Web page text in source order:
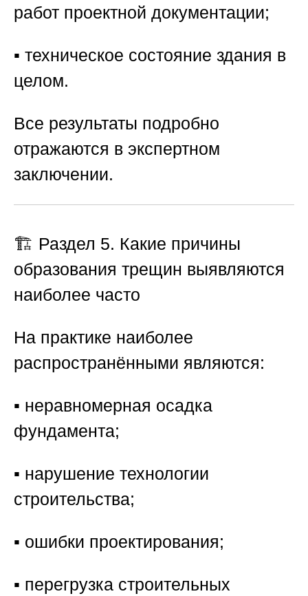
работ проектной документации;
▪️ техническое состояние здания в
целом.
Все результаты подробно
отражаются в экспертном
заключении.
🏗️ Раздел 5. Какие причины
образования трещин выявляются
наиболее часто
На практике наиболее
распространёнными являются:
▪️ неравномерная осадка
фундамента;
▪️ нарушение технологии
строительства;
▪️ ошибки проектирования;
▪️ перегрузка строительных